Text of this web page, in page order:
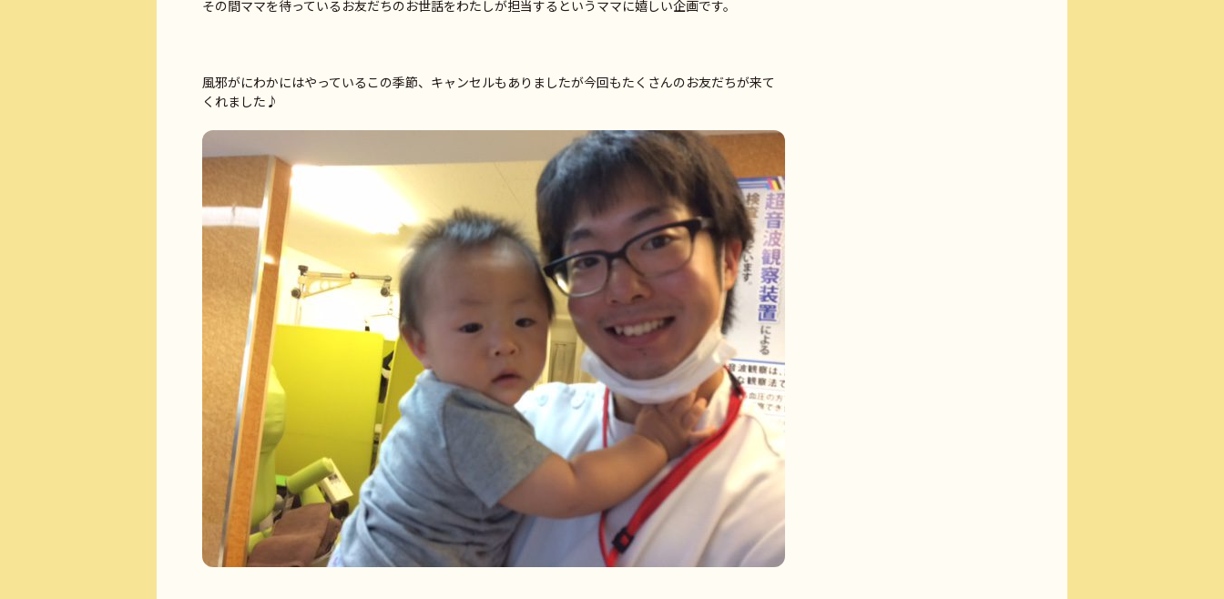
その間ママを待っているお友だちのお世話をわたしが担当するというママに嬉しい企画です。
風邪がにわかにはやっているこの季節、キャンセルもありましたが今回もたくさんのお友だちが来て
くれました♪